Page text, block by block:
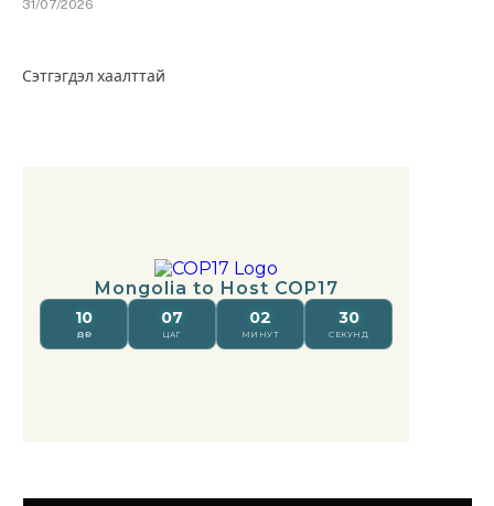
31/07/2026
Сэтгэгдэл хаалттай